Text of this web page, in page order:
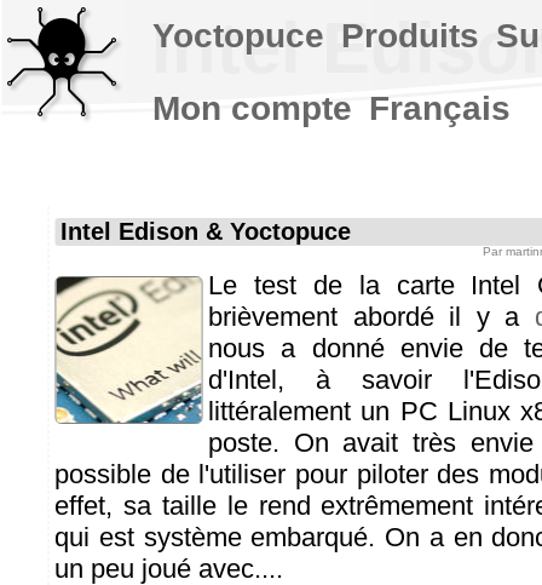
Intel
Intel Edison & Yoctopuce
Par
Le test de la carte Intel
brièvement abordé il y a
nous a donné envie de
d'Intel, à savoir
littéralement un PC Linux
poste. On avait très
possible de l'utiliser pour piloter des
effet, sa taille le rend extrêmement
qui est système embarqué. On a en
un peu joué avec....
Yoctopuce Produits
Mon compte Français